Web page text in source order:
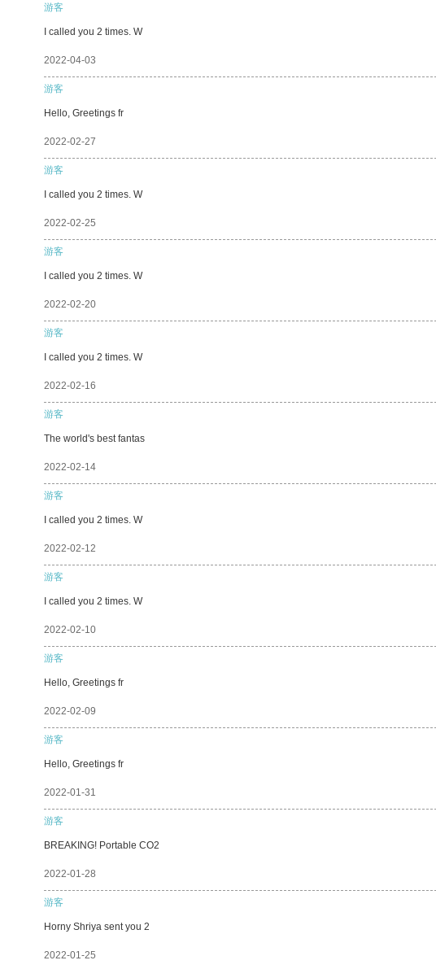
游客
I called you 2 times. W
2022-04-03
游客
Hello, Greetings fr
2022-02-27
游客
I called you 2 times. W
2022-02-25
游客
I called you 2 times. W
2022-02-20
游客
I called you 2 times. W
2022-02-16
游客
The world's best fantas
2022-02-14
游客
I called you 2 times. W
2022-02-12
游客
I called you 2 times. W
2022-02-10
游客
Hello, Greetings fr
2022-02-09
游客
Hello, Greetings fr
2022-01-31
游客
BREAKING! Portable CO2
2022-01-28
游客
Horny Shriya sent you 2
2022-01-25